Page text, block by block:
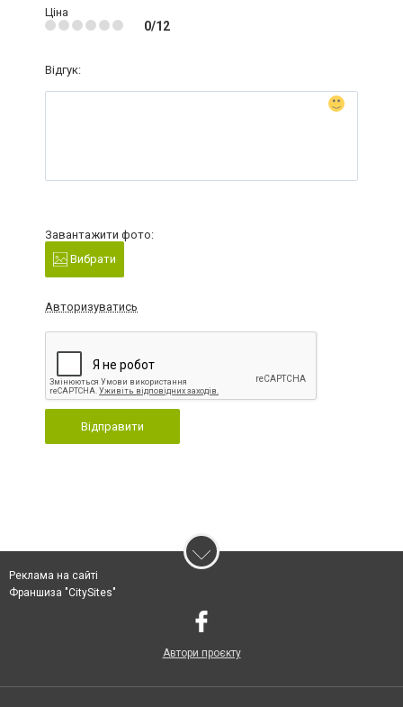
Ціна
0/12
Відгук:
Завантажити фото:
Вибрати
Авторизуватись
Відправити
Реклама на сайті
Франшиза "CitySites"
Автори проєкту